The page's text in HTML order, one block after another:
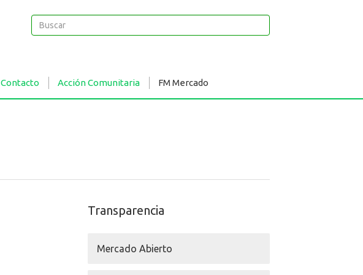
Buscar
Buscar
Contacto Acción Comunitaria FM Mercado
Transparencia
Mercado Abierto